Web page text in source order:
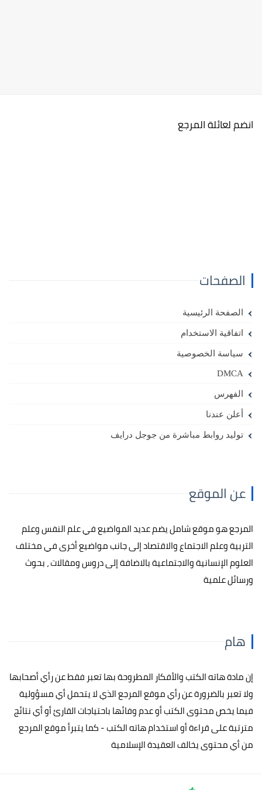
انضم لعائلة المرجع
الصفحات
الصفحة الرئيسية
اتفاقية الاستخدام
سياسة الخصوصية
DMCA
الفهرس
أعلن عندنا
توليد روابط مباشرة من جوجل درايف
عن الموقع
المرجع هو موقع شامل يضم عديد المواضيع في علم النفس وعلم
التربية وعلم الاجتماع والاقتصاد إلى جانب مواضيع أخرى في مختلف
العلوم الإنسانية والاجتماعية بالاضافة إلى دروس ومقالات ، بحوث
ورسائل علمية
هام
إن مادة هاته الكتب والأفكار المطروحة بها تعبر فقط عن رأي أصحابها
ولا تعبر بالضرورة عن رأي موقع المرجع الذي لا يتحمل أي مسؤولية
فيما يخص محتوى الكتب أو عدم وفائها باحتياجات القارئ أو أي نتائج
مترتبة على قراءة أو استخدام هاته الكتب - كما يتبرأ موقع المرجع
من أي محتوى يخالف العقيدة الإسلامية